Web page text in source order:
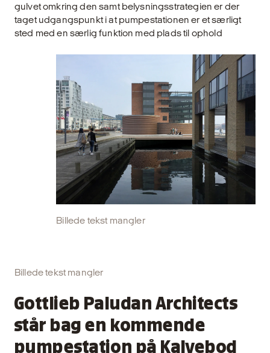
gulvet omkring den samt belysningsstrategien er der
taget udgangspunkt i at pumpestationen er et særligt
sted med en særlig funktion med plads til ophold
Billede tekst mangler
Billede tekst mangler
Gottlieb Paludan Architects
står bag en kommende
pumpestation på Kalvebod